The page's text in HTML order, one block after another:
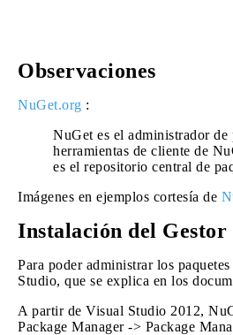
Observaciones
NuGet.org :
NuGet es el administrador
herramientas de cliente de
es el repositorio central de
Imágenes en ejemplos cortesía de
Instalación del Gestor
Para poder administrar los
Studio, que se explica en los
A partir de Visual Studio 2012,
Package Manager -> Package